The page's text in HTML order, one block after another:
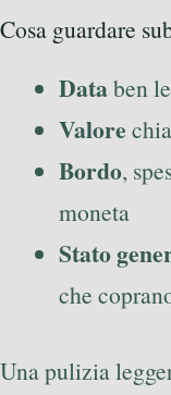
Cosa guardare
Databen
Valore
Bordo,
moneta
Stato
che
Una pulizia